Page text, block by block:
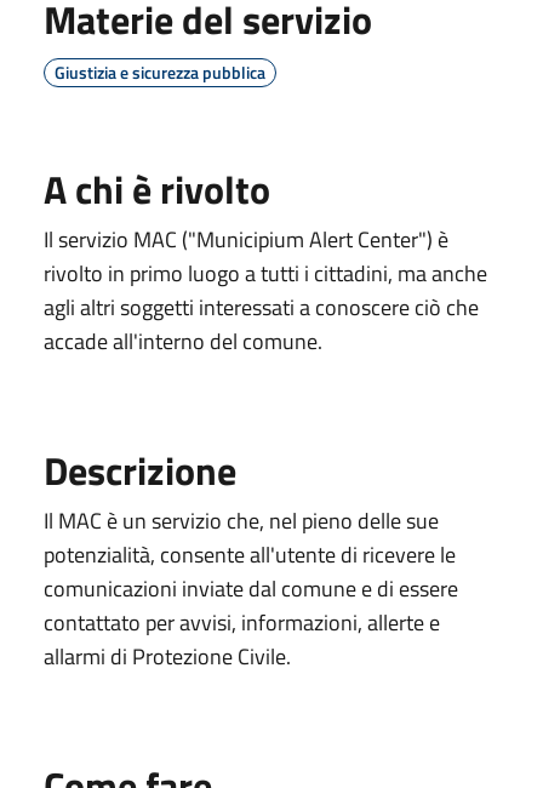
Materie del servizio
Giustizia e sicurezza pubblica
A chi è rivolto
Il servizio MAC ("Municipium Alert Center") è
rivolto in primo luogo a tutti i cittadini, ma anche
agli altri soggetti interessati a conoscere ciò che
accade all'interno del comune.
Descrizione
Il MAC è un servizio che, nel pieno delle sue
potenzialità, consente all'utente di ricevere le
comunicazioni inviate dal comune e di essere
contattato per avvisi, informazioni, allerte e
allarmi di Protezione Civile.